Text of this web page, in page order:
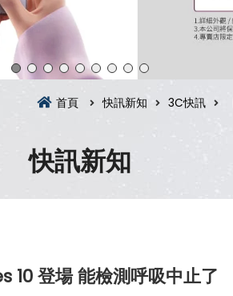
首頁 快訊新知 3C快訊
快訊新知
10 登場 能檢測呼吸中止了